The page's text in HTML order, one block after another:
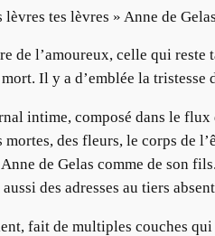
lèvres tes lèvres » Anne de
de l’amoureux, celle qui
Il y a d’emblée la
intime, composé dans le
mortes, des fleurs, le corps de
de Gelas comme de son
des adresses au tiers
fait de multiples couches